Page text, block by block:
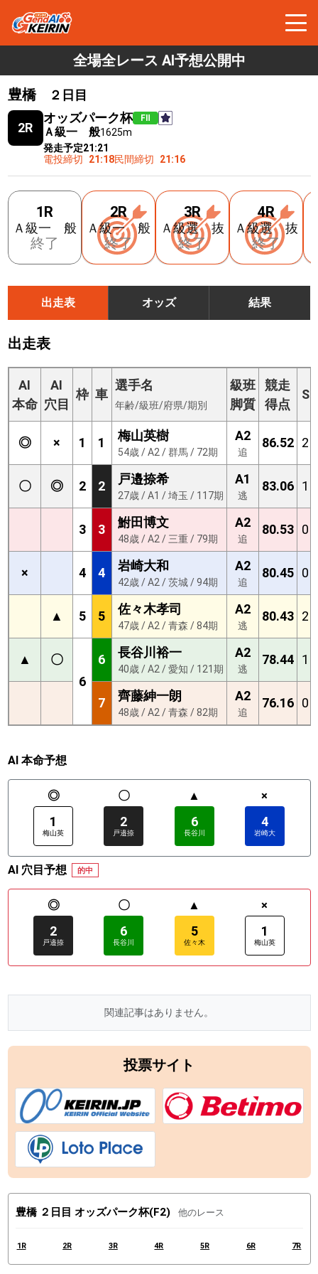
全場全レース AI予想公開中
豊橋
２日目
2R
オッズパーク杯 FⅡ
Ａ級一 般1625m
発走予定21:21
電投締切
21:18民間締切 21:16
1R
Ａ級一 般
終了
2R
Ａ級一 般
終了
3R
Ａ級選 抜
終了
4R
Ａ級選 抜
終了
出走表 オッズ 結果
出走表
AI
本命
AI
穴目
枠 車
選手名
年齢/級班/府県/期別
級班
脚質
競走
得点
S
◎ × 1 1 梅山英樹
54歳 / A2 / 群馬 / 72期
A2
追
86.52 2
〇 ◎ 2 2 戸邉捺希
27歳 / A1 / 埼玉 / 117期
A1
逃
83.06 1
3 3 鮒田博文
48歳 / A2 / 三重 / 79期
A2
追
80.53 0
× 4 4 岩崎大和
42歳 / A2 / 茨城 / 94期
A2
追
80.45 0
▲ 5 5 佐々木孝司
47歳 / A2 / 青森 / 84期
A2
逃
80.43 2
▲
〇
6
6 長谷川裕一
40歳 / A2 / 愛知 / 121期
A2
逃
78.44 1
7 齊藤紳一朗
48歳 / A2 / 青森 / 82期
A2
追
76.16 0
AI 本命予想
◎
1
梅山英
〇
2
戸邉捺
▲
6
長谷川
×
4
岩崎大
AI 穴目予想 的中
◎
2
戸邉捺
〇
6
長谷川
▲
5
佐々木
×
1
梅山英
関連記事はありません。
投票サイト
豊橋 ２日目 オッズパーク杯(F2) 他のレース
1R 2R 3R 4R 5R 6R 7R